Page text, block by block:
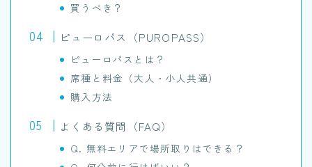
買うべき？
ピューロパス（PUROPASS）
ピューロパスとは？
席種と料金（大人・小人共通）
購入方法
よくある質問（FAQ）
Q. 無料エリアで場所取りはできる？